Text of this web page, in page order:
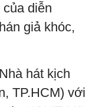
diễn
giả khóc,
hát kịch
TP.HCM) với